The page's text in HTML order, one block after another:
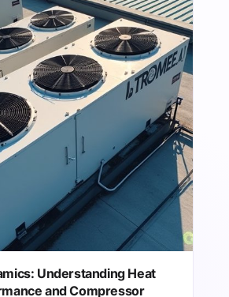
Understanding Heat
and Compressor